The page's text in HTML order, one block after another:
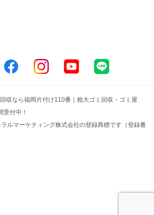
収なら福岡片付け110番｜粗大ゴミ回収・ゴミ屋
受付中！
ラルマーケティング株式会社の登録商標です（登録番